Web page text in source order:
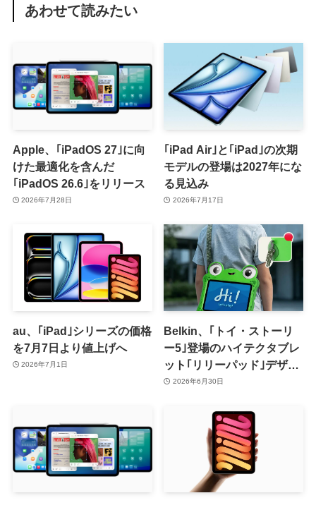
あわせて読みたい
Apple、｢iPadOS 27｣に向
けた最適化を含んだ
｢iPadOS 26.6｣をリリース
2026年7月28日
｢iPad Air｣と｢iPad｣の次期
モデルの登場は2027年にな
る見込み
2026年7月17日
au、｢iPad｣シリーズの価格
を7月7日より値上げへ
2026年7月1日
Belkin、｢トイ・ストーリ
ー5｣登場のハイテクタブレ
ット｢リリーパッド｣デザイ
ンのiPadケースを発売
2026年6月30日